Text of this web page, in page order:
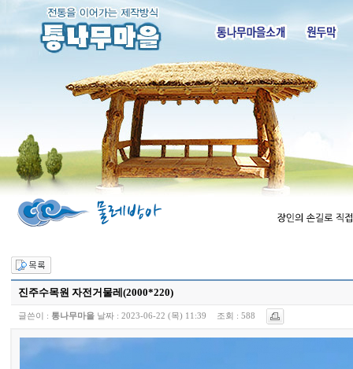
진주수목원 자전거물레(2000*220)
글쓴이 : 통나무마을 날짜 :2023-06-22 (목) 11:39 조회 :588